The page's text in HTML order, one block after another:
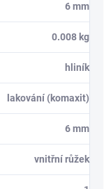
6 mm
0.008 kg
hliník
lakování (komaxit)
6 mm
vnitřní růžek